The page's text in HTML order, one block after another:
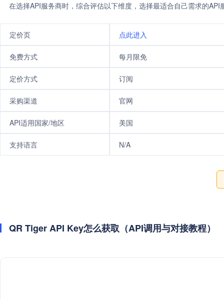
在选择API服务商时，综合评估以下维度，选择最适合自己需求的
定价页 点此进入
免费方式 每月限免
定价方式 订阅
采购渠道 官网
API适用国家/地区 美国
支持语言 N/A
QR Tiger API Key怎么获取（API调用与对接教程）